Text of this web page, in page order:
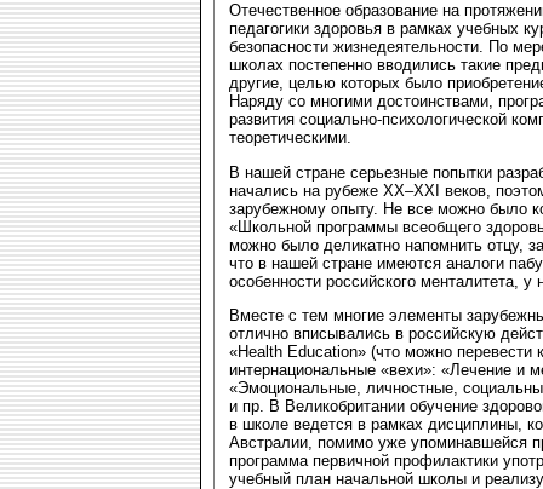
Отечественное образование на
педагогики здоровья в рамках учебных
безопасности жизнедеятельности. По
школах постепенно вводились такие
другие, целью которых было
Наряду со многими достоинствами,
развития социально-психологической
теоретическими.
В нашей стране серьезные попытки
начались на рубеже XX–XXI веков,
зарубежному опыту. Не все можно было
«Школьной программы всеобщего
можно было деликатно напомнить отцу,
что в нашей стране имеются аналоги
особенности российского менталитета,
Вместе с тем многие элементы
отлично вписывались в российскую
«Health Education» (что можно перевести
интернациональные «вехи»: «Лечение и
«Эмоциональные, личностные,
и пр. В Великобритании обучение
в школе ведется в рамках дисциплины,
Австралии, помимо уже упоминавшейся
программа первичной профилактики
учебный план начальной школы и